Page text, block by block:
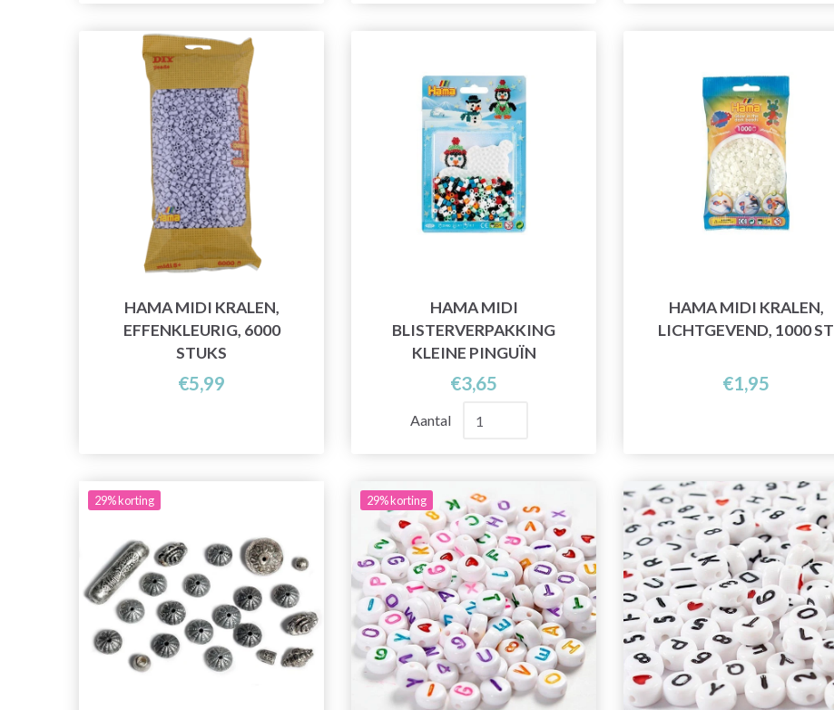
HAMA MIDI KRALEN,
EFFENKLEURIG, 6000
STUKS
€5,99
HAMA MIDI
BLISTERVERPAKKING
KLEINE PINGUÏN
€3,65
Aantal
HAMA MIDI KRALEN,
LICHTGEVEND, 1000 ST
€1,95
29% korting 29% korting